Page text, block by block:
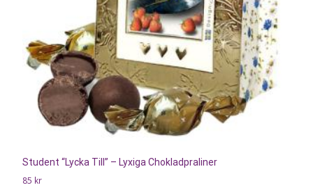
Student “Lycka Till” – Lyxiga Chokladpraliner
85 kr